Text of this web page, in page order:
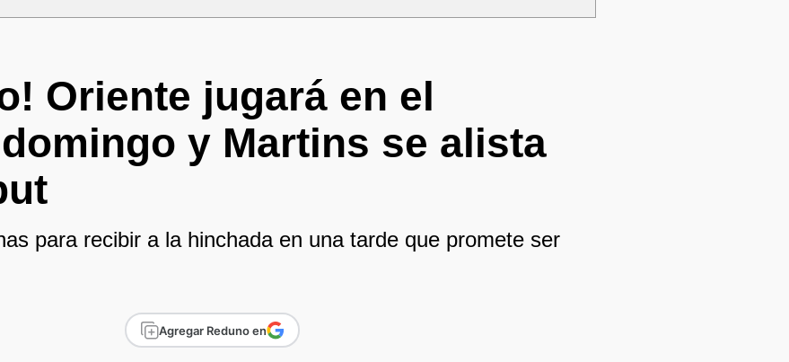
Oriente jugará en el
y Martins se alista
para recibir a la hinchada en una tarde que promete ser
Agregar Reduno en